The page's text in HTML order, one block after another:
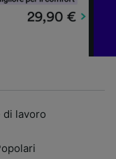
di lavoro